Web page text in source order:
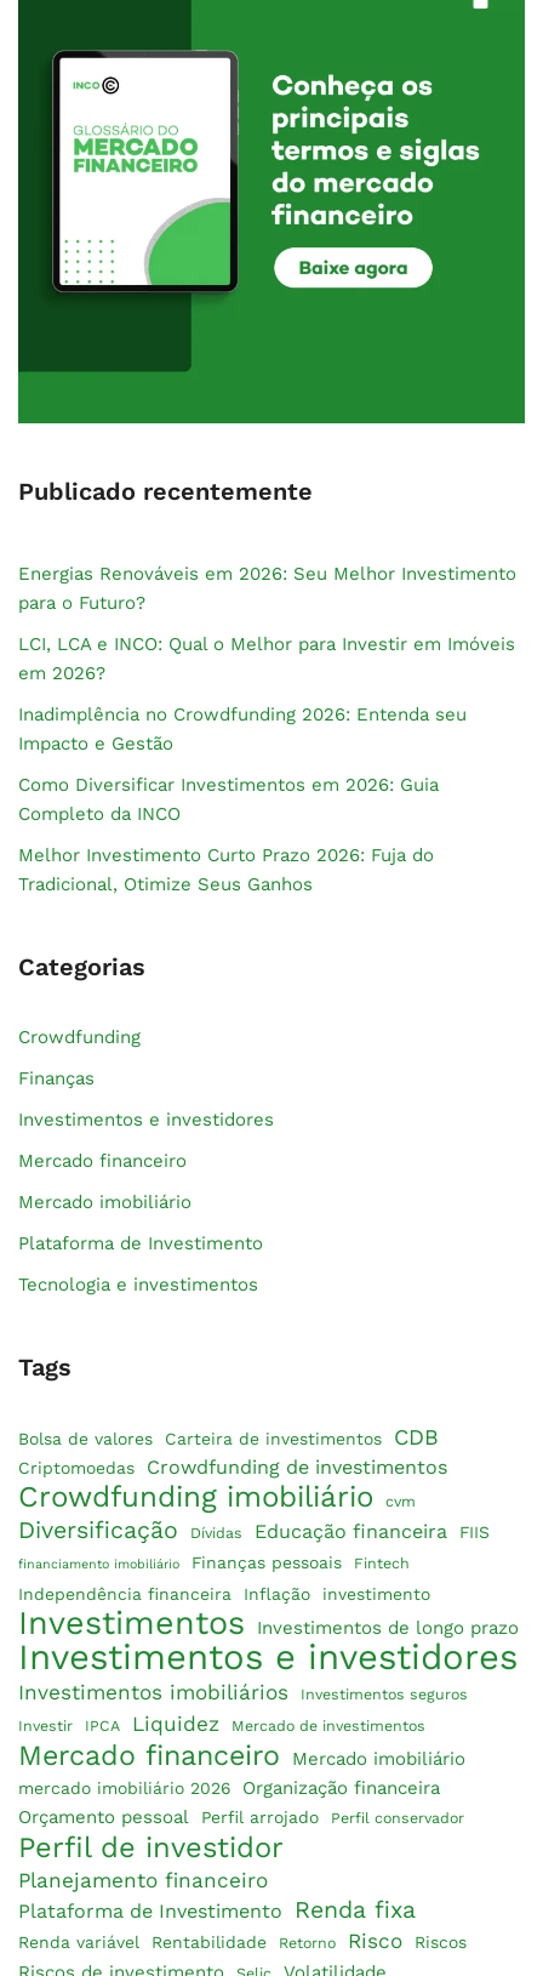
Publicado recentemente
Energias Renováveis em 2026: Seu Melhor Investimento
para o Futuro?
LCI, LCA e INCO: Qual o Melhor para Investir em Imóveis
em 2026?
Inadimplência no Crowdfunding 2026: Entenda seu
Impacto e Gestão
Como Diversificar Investimentos em 2026: Guia
Completo da INCO
Melhor Investimento Curto Prazo 2026: Fuja do
Tradicional, Otimize Seus Ganhos
Categorias
Crowdfunding
Finanças
Investimentos e investidores
Mercado financeiro
Mercado imobiliário
Plataforma de Investimento
Tecnologia e investimentos
Tags
Bolsa de valores Carteira de investimentos CDB
Criptomoedas Crowdfunding de investimentos
Crowdfunding imobiliário cvm
Diversificação Dívidas Educação financeira FIIS
financiamento imobiliário Finanças pessoais Fintech
Independência financeira Inflação investimento
Investimentos Investimentos de longo prazo
Investimentos e investidores
Investimentos imobiliários
Investimentos seguros
Investir
IPCA Liquidez Mercado de investimentos
Mercado financeiro Mercado imobiliário
mercado imobiliário 2026
Organização financeira
Orçamento pessoal
Perfil arrojado Perfil conservador
Perfil de investidor
Planejamento financeiro
Plataforma de Investimento Renda fixa
Renda variável Rentabilidade Retorno Risco Riscos